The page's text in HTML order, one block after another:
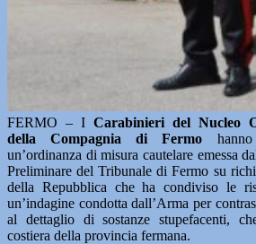
FERMO – I Carabinieri del Nucleo
della Compagnia di Fermo
un’ordinanza di misura cautelare emessa
Preliminare del Tribunale di Fermo su
della Repubblica che ha condiviso le
un’indagine condotta dall’Arma per
al dettaglio di sostanze stupefacenti,
costiera della provincia fermana.